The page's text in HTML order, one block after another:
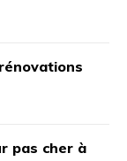
pas cher à